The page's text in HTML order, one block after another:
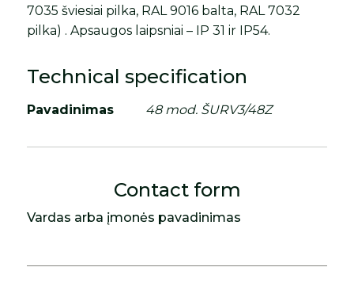
7035 šviesiai pilka, RAL 9016 balta, RAL 7032
pilka) . Apsaugos laipsniai – IP 31 ir IP54.
Technical specification
Pavadinimas 48 mod. ŠURV3/48Z
Contact form
Vardas arba įmonės pavadinimas